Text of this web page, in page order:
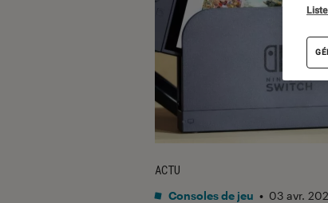
ACTU
Consoles de jeu • 03 avr.